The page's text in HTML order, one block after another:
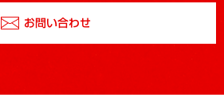
お問い合わせ